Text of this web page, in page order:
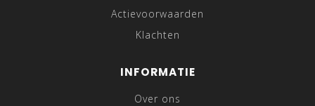
Actievoorwaarden
Klachten
INFORMATIE
Over ons